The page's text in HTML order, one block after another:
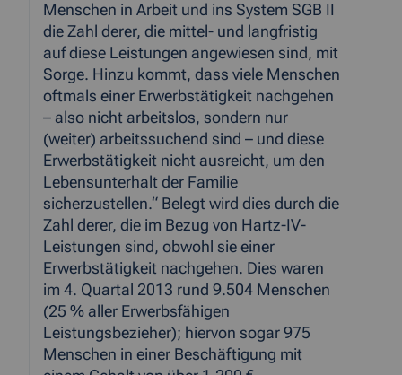
Menschen in Arbeit und ins System SGB II
die Zahl derer, die mittel- und langfristig
auf diese Leistungen angewiesen sind, mit
Sorge. Hinzu kommt, dass viele Menschen
oftmals einer Erwerbstätigkeit nachgehen
– also nicht arbeitslos, sondern nur
(weiter) arbeitssuchend sind – und diese
Erwerbstätigkeit nicht ausreicht, um den
Lebensunterhalt der Familie
sicherzustellen.“ Belegt wird dies durch die
Zahl derer, die im Bezug von Hartz-IV-
Leistungen sind, obwohl sie einer
Erwerbstätigkeit nachgehen. Dies waren
im 4. Quartal 2013 rund 9.504 Menschen
(25 % aller Erwerbsfähigen
Leistungsbezieher); hiervon sogar 975
Menschen in einer Beschäftigung mit